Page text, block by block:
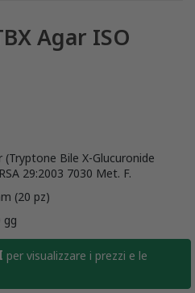
Agar ISO
Bile X-Glucuronide
29:2003 7030 Met. F.
(20 pz)
gg
per visualizzare i prezzi e le